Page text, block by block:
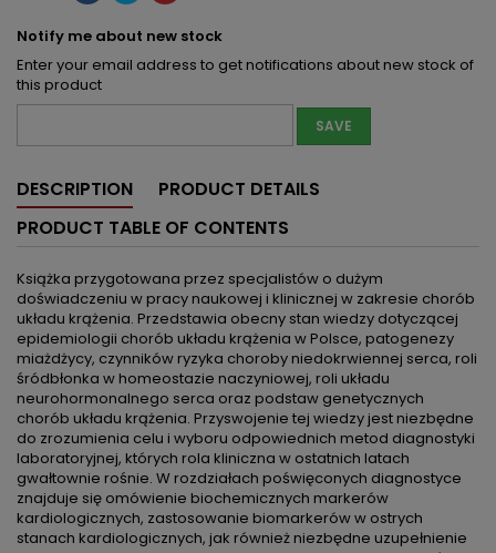
Notify me about new stock
Enter your email address to get notifications about new stock of
this product
SAVE
DESCRIPTION
PRODUCT DETAILS
PRODUCT TABLE OF CONTENTS
Książka przygotowana przez specjalistów o dużym
doświadczeniu w pracy naukowej i klinicznej w zakresie chorób
układu krążenia. Przedstawia obecny stan wiedzy dotyczącej
epidemiologii chorób układu krążenia w Polsce, patogenezy
miażdżycy, czynników ryzyka choroby niedokrwiennej serca, roli
śródbłonka w homeostazie naczyniowej, roli układu
neurohormonalnego serca oraz podstaw genetycznych
chorób układu krążenia. Przyswojenie tej wiedzy jest niezbędne
do zrozumienia celu i wyboru odpowiednich metod diagnostyki
laboratoryjnej, których rola kliniczna w ostatnich latach
gwałtownie rośnie. W rozdziałach poświęconych diagnostyce
znajduje się omówienie biochemicznych markerów
kardiologicznych, zastosowanie biomarkerów w ostrych
stanach kardiologicznych, jak również niezbędne uzupełnienie